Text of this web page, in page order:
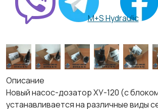
M+S Hydraulic
Описание
Новый насос-дозатор ХУ-120 (с
устанавливается на различные виды